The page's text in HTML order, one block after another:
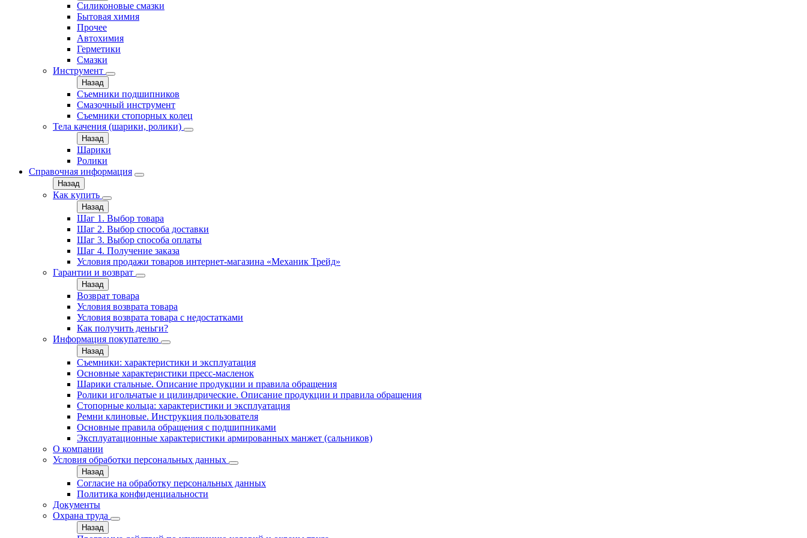
Силиконовые смазки
Бытовая химия
Прочее
Автохимия
Герметики
Смазки
Инструмент
Назад
Съемники подшипников
Смазочный инструмент
Съемники стопорных колец
Тела качения (шарики, ролики)
Назад
Шарики
Ролики
Справочная информация
Назад
Как купить
Назад
Шаг 1. Выбор товара
Шаг 2. Выбор способа доставки
Шаг 3. Выбор способа оплаты
Шаг 4. Получение заказа
Условия продажи товаров интернет-магазина «Механик Трейд»
Гарантии и возврат
Назад
Возврат товара
Условия возврата товара
Условия возврата товара с недостатками
Как получить деньги?
Информация покупателю
Назад
Съемники: характеристики и эксплуатация
Основные характеристики пресс‑масленок
Шарики стальные. Описание продукции и правила обращения
Ролики игольчатые и цилиндрические. Описание продукции и правила обращения
Стопорные кольца: характеристики и эксплуатация
Ремни клиновые. Инструкция пользователя
Основные правила обращения с подшипниками
Эксплуатационные характеристики армированных манжет (сальников)
О компании
Условия обработки персональных данных
Назад
Согласие на обработку персональных данных
Политика конфиденциальности
Документы
Охрана труда
Назад